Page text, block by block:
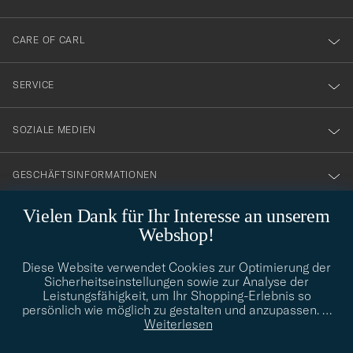
Vielen Dank für Ihr Interesse an unserem
Webshop!
Diese Website verwendet Cookies zur Optimierung der
Sicherheitseinstellungen sowie zur Analyse der
Leistungsfähigkeit, um Ihr Shopping-Erlebnis so
persönlich wie möglich zu gestalten und anzupassen. …
Weiterlesen
dig
till
vårt
nyhetsbrev!
CARE OF CARL
SERVICE
SOZIALE MEDIEN
GESCHÄFTSINFORMATIONEN
info@careofcarl.de
Benötigen Sie Hilfe bei der Suche nach Ihrem persönlichen Stil?
Wenden Sie sich an uns, wir helfen Ihnen gerne weiter!
STILBERATUNG